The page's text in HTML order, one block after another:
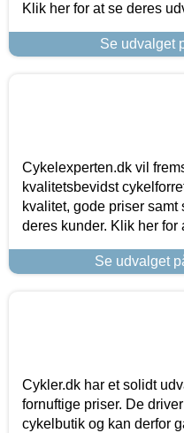
Klik her for at se deres
Se udvalget
Cykelexperten.dk vil
kvalitetsbevidst
kvalitet, gode priser
deres kunder. Klik her for
Se udvalget
Cykler.dk har et solidt
fornuftige priser. De
cykelbutik og kan derfor